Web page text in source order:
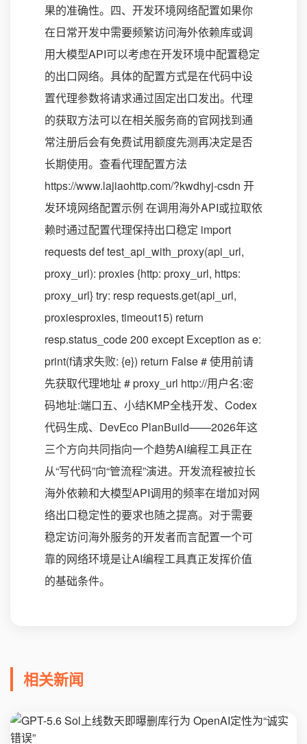
果的准确性。四、开发环境网络配置如果你
在日常开发中需要频繁访问海外依赖库或调
用大模型API可以考虑在开发环境中配置稳定
的出口网络。具体的配置方式是在代码中设
置代理参数将请求通过固定出口发出。代理
的获取方法可以在相关服务商的官网找到通
常注册后会有免费试用额度先测再决定是否
长期使用。查看代理配置方法
https://www.lajiaohttp.com/?kwdhyj-csdn 开
发环境网络配置示例 在调用海外API或拉取依
赖时通过配置代理保持出口稳定 import
requests def test_api_with_proxy(api_url,
proxy_url): proxies {http: proxy_url, https:
proxy_url} try: resp requests.get(api_url,
proxiesproxies, timeout15) return
resp.status_code 200 except Exception as e:
print(f请求失败: {e}) return False # 使用前请
先获取代理地址 # proxy_url http://用户名:密
码地址:端口五、小结KMP全栈开发、Codex
代码生成、DevEco PlanBuild——2026年这
三个方向共同指向一个趋势AI编程工具正在
从“写代码”向“管流程”演进。开发流程被拉长
海外依赖和大模型API调用的频率在增加对网
络出口稳定性的要求也随之提高。对于需要
稳定访问海外服务的开发者而言配置一个可
靠的网络环境是让AI编程工具真正发挥价值
的基础条件。
相关新闻